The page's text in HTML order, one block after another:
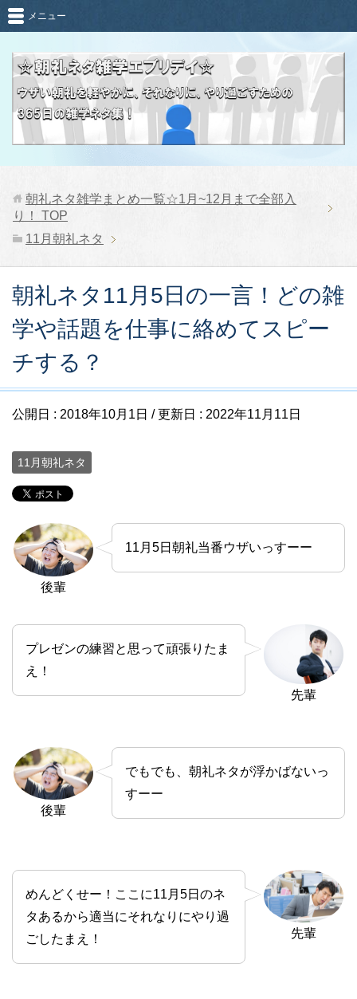
メニュー
朝礼ネタ雑学まとめ一覧☆1月~12月まで全部入
り！
TOP
11月朝礼ネタ
朝礼ネタ11月5日の一言！どの雑
学や話題を仕事に絡めてスピー
チする？
公開日 : 2018年10月1日 / 更新日 : 2022年11月11日
11月朝礼ネタ
後輩
11月5日朝礼当番ウザいっすーー
先輩
プレゼンの練習と思って頑張りたま
え！
後輩
でもでも、朝礼ネタが浮かばないっ
すーー
先輩
めんどくせー！ここに11月5日のネ
タあるから適当にそれなりにやり過
ごしたまえ！